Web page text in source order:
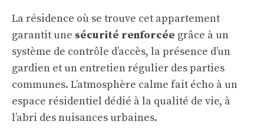
La résidence où se trouve cet appartement
garantit une sécurité renforcée grâce à un
système de contrôle d’accès, la présence d’un
gardien et un entretien régulier des parties
communes. L’atmosphère calme fait écho à un
espace résidentiel dédié à la qualité de vie, à
l’abri des nuisances urbaines.